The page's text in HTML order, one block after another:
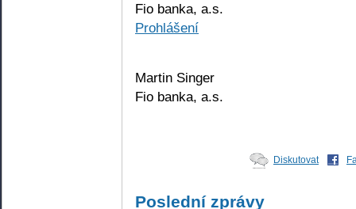
Fio banka, a.s.
Prohlášení
Martin Singer
Fio banka, a.s.
Diskutovat
Poslední zprávy